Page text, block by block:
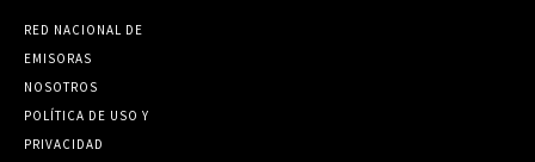
RED NACIONAL DE
EMISORAS
NOSOTROS
POLÍTICA DE USO Y
PRIVACIDAD